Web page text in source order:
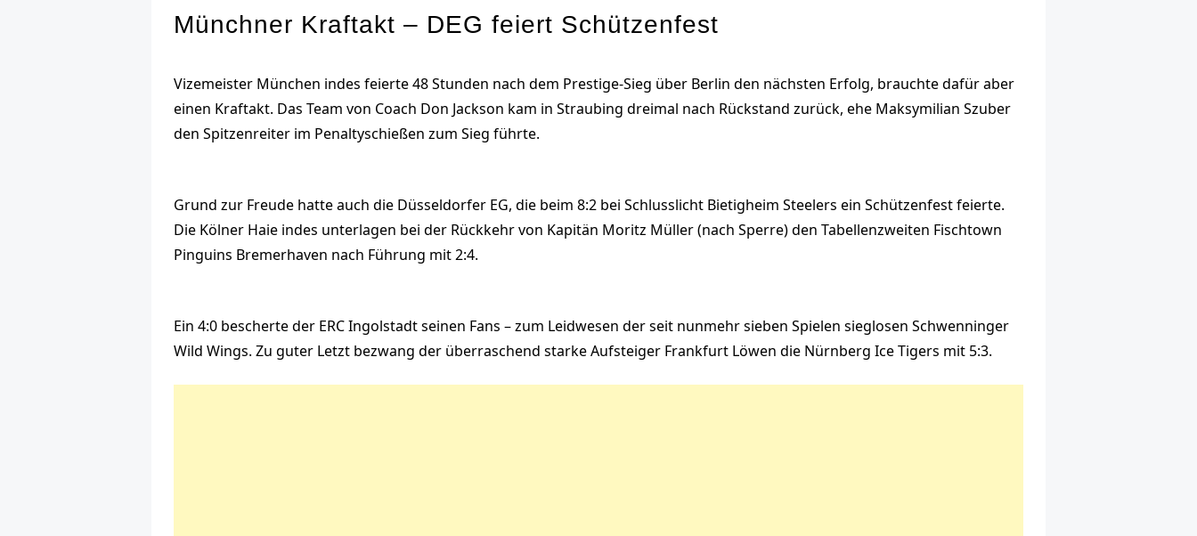
Münchner Kraftakt – DEG feiert Schützenfest
Vizemeister München indes feierte 48 Stunden nach dem Prestige-Sieg über Berlin den nächsten Erfolg, brauchte dafür aber
einen Kraftakt. Das Team von Coach Don Jackson kam in Straubing dreimal nach Rückstand zurück, ehe Maksymilian Szuber
den Spitzenreiter im Penaltyschießen zum Sieg führte.
Grund zur Freude hatte auch die Düsseldorfer EG, die beim 8:2 bei Schlusslicht Bietigheim Steelers ein Schützenfest feierte.
Die Kölner Haie indes unterlagen bei der Rückkehr von Kapitän Moritz Müller (nach Sperre) den Tabellenzweiten Fischtown
Pinguins Bremerhaven nach Führung mit 2:4.
Ein 4:0 bescherte der ERC Ingolstadt seinen Fans – zum Leidwesen der seit nunmehr sieben Spielen sieglosen Schwenninger
Wild Wings. Zu guter Letzt bezwang der überraschend starke Aufsteiger Frankfurt Löwen die Nürnberg Ice Tigers mit 5:3.